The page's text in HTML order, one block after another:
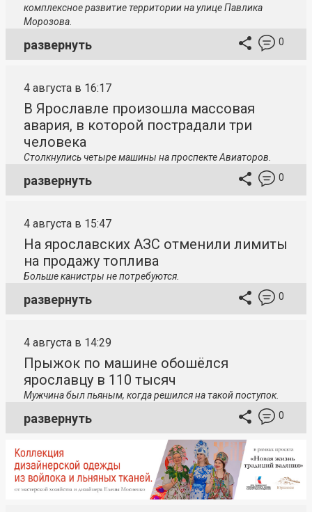
комплексное развитие территории на улице Павлика
Морозова.
развернуть 0
4 августа в 16:17
В Ярославле произошла массовая
авария, в которой пострадали три
человека
Столкнулись четыре машины на проспекте Авиаторов.
развернуть 0
4 августа в 15:47
На ярославских АЗС отменили лимиты
на продажу топлива
Больше канистры не потребуются.
развернуть 0
4 августа в 14:29
Прыжок по машине обошёлся
ярославцу в 110 тысяч
Мужчина был пьяным, когда решился на такой поступок.
развернуть 0